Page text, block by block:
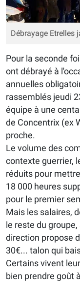
Débrayage Etrelles
Pour la seconde
ont débrayé à
annuelles
rassemblés jeudi
équipe à une
de Concentrix (ex
proche.
Le volume des
contexte guerrier,
réduits pour
18 000 heures
pour le premier
Mais les salaires,
le reste du
direction propose
30€... talon qui
Certains vivent
bien prendre goût